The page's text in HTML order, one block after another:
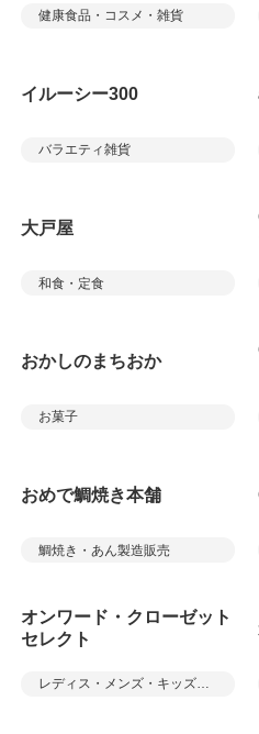
健康食品・コスメ・雑貨
イルーシー300
バラエティ雑貨
大戸屋
和食・定食
おかしのまちおか
お菓子
おめで鯛焼き本舗
鯛焼き・あん製造販売
オンワード・クローゼット
セレクト
レディス・メンズ・キッズアパレル／雑貨